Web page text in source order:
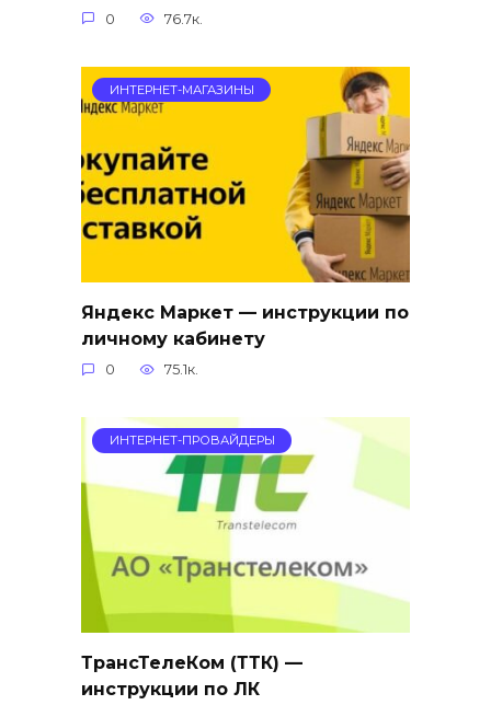
0 76.7к.
ИНТЕРНЕТ-МАГАЗИНЫ
Яндекс Маркет — инструкции по
личному кабинету
0 75.1к.
ИНТЕРНЕТ-ПРОВАЙДЕРЫ
ТрансТелеКом (ТТК) —
инструкции по ЛК